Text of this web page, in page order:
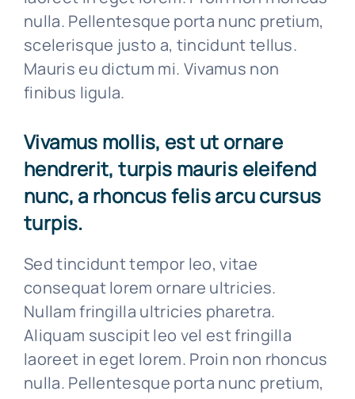
nulla. Pellentesque porta nunc pretium,
scelerisque justo a, tincidunt tellus.
Mauris eu dictum mi. Vivamus non
finibus ligula.
Vivamus mollis, est ut ornare
hendrerit, turpis mauris eleifend
nunc, a rhoncus felis arcu cursus
turpis.
Sed tincidunt tempor leo, vitae
consequat lorem ornare ultricies.
Nullam fringilla ultricies pharetra.
Aliquam suscipit leo vel est fringilla
laoreet in eget lorem. Proin non rhoncus
nulla. Pellentesque porta nunc pretium,